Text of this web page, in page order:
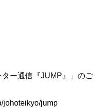
ー通信『JUMP』」のご
johoteikyo/jump